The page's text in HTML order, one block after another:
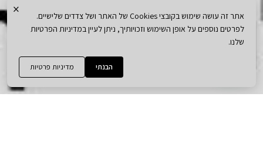
×
אתר זה עושה שימוש בקובצי Cookies של האתר ושל צדדים שלישיים.
לפרטים נוספים על אופן השימוש וזכויותיך, ניתן לעיין במדיניות הפרטיות
שלנו.
הבנתי מדיניות פרטיות